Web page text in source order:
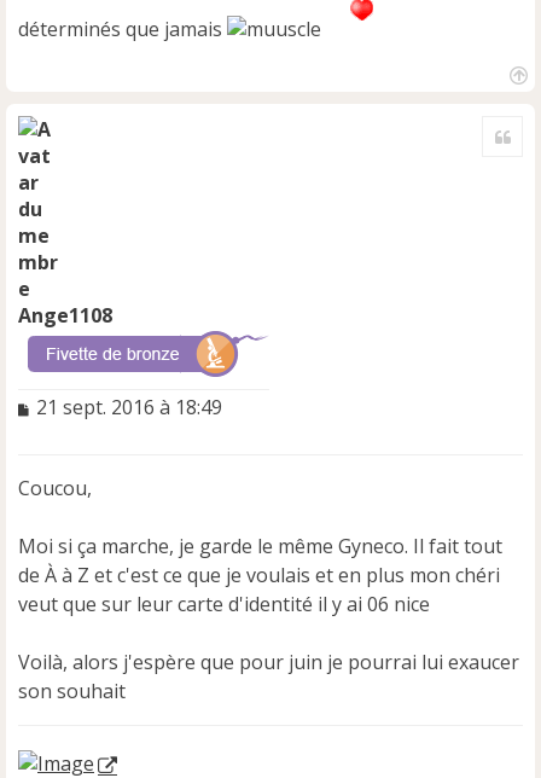
déterminés que jamais
Ange1108
M
a
e
n
o
n
u
21 sept. 2016 à 18:49
Coucou,
Moi si ça marche, je garde le même Gyneco. Il fait tout
de À à Z et c'est ce que je voulais et en plus mon chéri
veut que sur leur carte d'identité il y ai 06 nice
Voilà, alors j'espère que pour juin je pourrai lui exaucer
son souhait